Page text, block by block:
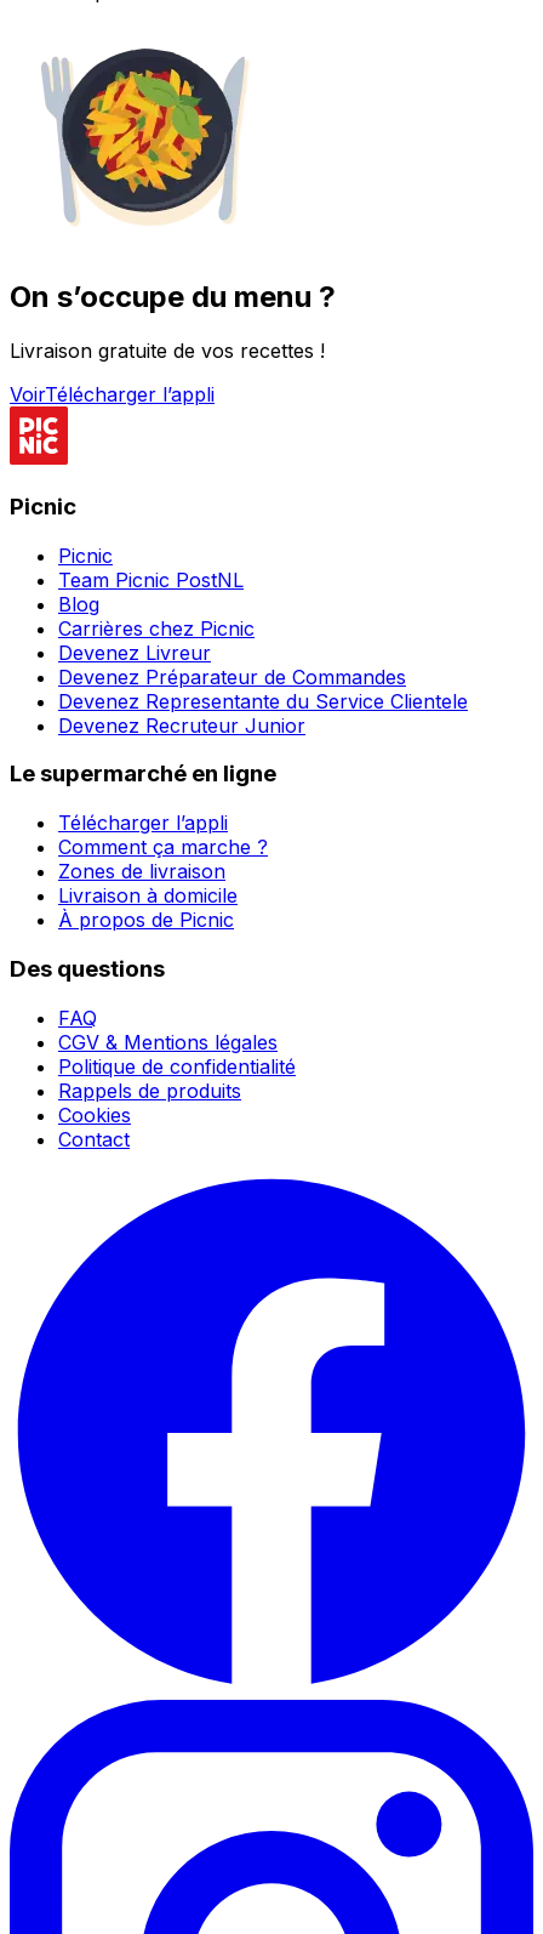
On s’occupe du menu ?
Livraison gratuite de vos recettes !
VoirTélécharger l’appli
Picnic
Picnic
Team Picnic PostNL
Blog
Carrières chez Picnic
Devenez Livreur
Devenez Préparateur de Commandes
Devenez Representante du Service Clientele
Devenez Recruteur Junior
Le supermarché en ligne
Télécharger l’appli
Comment ça marche ?
Zones de livraison
Livraison à domicile
À propos de Picnic
Des questions
FAQ
CGV & Mentions légales
Politique de confidentialité
Rappels de produits
Cookies
Contact